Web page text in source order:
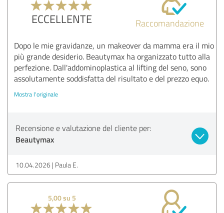
ECCELLENTE Raccomandazione
Dopo le mie gravidanze, un makeover da mamma era il mio
più grande desiderio. Beautymax ha organizzato tutto alla
perfezione. Dall'addominoplastica al lifting del seno, sono
assolutamente soddisfatta del risultato e del prezzo equo.
Mostra l'originale
Recensione e valutazione del cliente per:
Beautymax
10.04.2026 Paula E.
5,00 su 5